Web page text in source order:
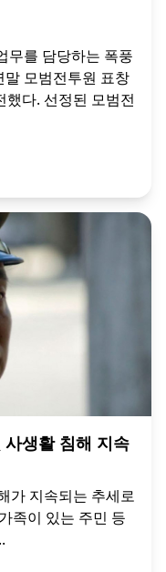
무를 담당하는 폭풍
모범전투원 표창
다. 선정된 모범전
생활 침해 지속
가 지속되는 추세로
족이 있는 주민 등